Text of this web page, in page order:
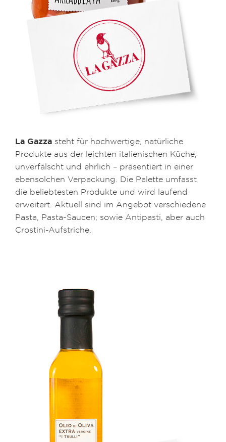
La Gazza steht für hochwertige, natürliche
Produkte aus der leichten italienischen Küche,
unverfälscht und ehrlich – präsentiert in einer
ebensolchen Verpackung. Die Palette umfasst
die beliebtesten Produkte und wird laufend
erweitert. Aktuell sind im Angebot verschiedene
Pasta, Pasta-Saucen; sowie Antipasti, aber auch
Crostini-Aufstriche.